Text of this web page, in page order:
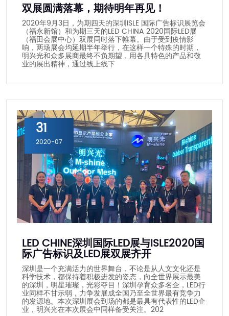
双展圆满落幕，期待明年再见！
2020年9月3日，为期四天的深圳ISLE 国际广告标识展览会
（福永新馆）和为期三天的LED CHINA 2020国际LED展
（福田会展中心）双展同时落下帷幕。由于受到疫情影
响，两场展会均延期半年举行，在这样一个特殊的时期，
明兴光和众多展商最终不负期望，用各具特色的产品和敬
业的展出精神，通过线上线下
31
2020-07
LED CHINE深圳国际LED展与ISLE2020国
际广告标识及LED展双展齐开
深圳是一个充满活力的世界舞台，不论是从人文文化还是
科学技术，都保持着积极进发的姿态，向全世界展示最美
的深圳，明星璀璨，光彩夺目！深圳孕育众多名企，LED行
业同样不甘示弱，力争发展成全国乃至全世界最有竞争力
的发源地。本次深圳展会到场的都是最具有代表性的LED企
业，明兴光在本次展会中同样备受关注。202